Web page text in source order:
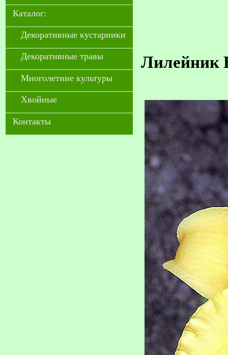
Каталог:
Декоративные кустарники
Декоративные травы
Многолетние культуры
Хвойные
Контакты
Лилейник